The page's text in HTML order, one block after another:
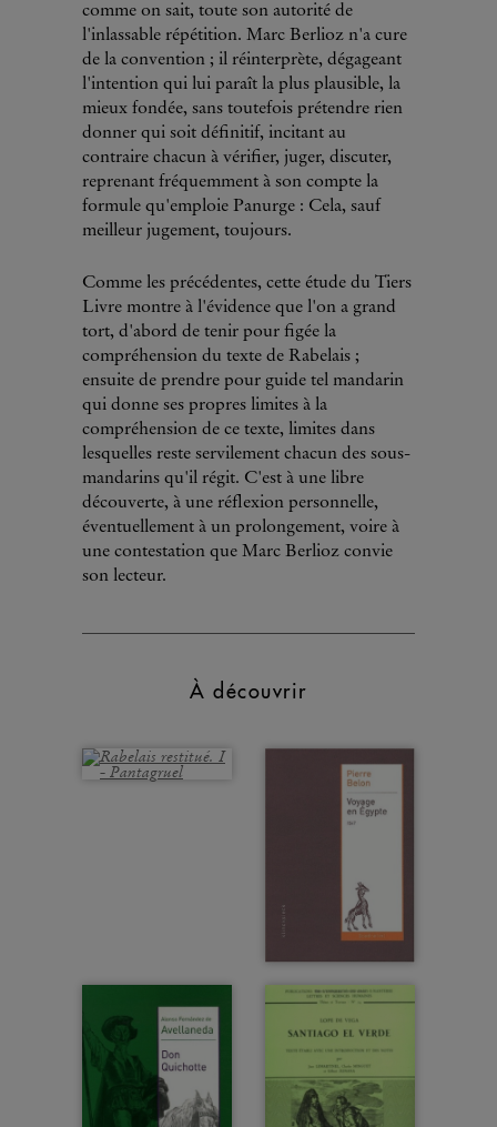
comme on sait, toute son autorité de
l'inlassable répétition. Marc Berlioz n'a cure
de la convention ; il réinterprète, dégageant
l'intention qui lui paraît la plus plausible, la
mieux fondée, sans toutefois prétendre rien
donner qui soit définitif, incitant au
contraire chacun à vérifier, juger, discuter,
reprenant fréquemment à son compte la
formule qu'emploie Panurge : Cela, sauf
meilleur jugement, toujours.
Comme les précédentes, cette étude du Tiers
Livre montre à l'évidence que l'on a grand
tort, d'abord de tenir pour figée la
compréhension du texte de Rabelais ;
ensuite de prendre pour guide tel mandarin
qui donne ses propres limites à la
compréhension de ce texte, limites dans
lesquelles reste servilement chacun des sous-
mandarins qu'il régit. C'est à une libre
découverte, à une réflexion personnelle,
éventuellement à un prolongement, voire à
une contestation que Marc Berlioz convie
son lecteur.
À découvrir